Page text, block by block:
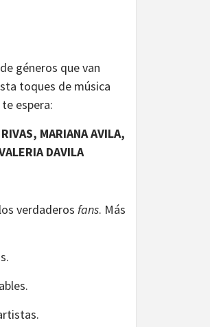
géneros que van
toques de música
espera:
MARIANA AVILA,
DAVILA
verdaderos fans. Más